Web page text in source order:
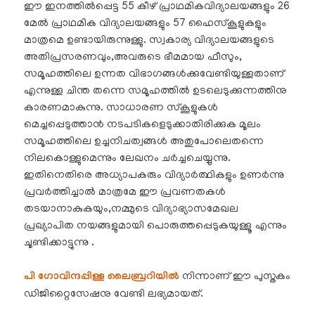
ഈ ഇനത്തിൽപ്പെട്ട 55 കീഴ് പ്രാഥമികവിദ്യാലയങ്ങളും 26
മേൽ പ്രാഥമിക വിദ്യാലയങ്ങളും 57 ഹൈസ്കൂളുകളും
മാത്രമെ ഉണ്ടായിരുന്നുള്ളു. സ്വകാര്യ വിദ്യാലയങ്ങളുടെ
അതിപ്രസരണവും,അവരുടെ ഭീമമായ ഫീസും,
സമൂഹത്തിലെ ഉന്നത വിഭാഗങ്ങൾക്കുവേണ്ടിയുള്ളതാണ്
എന്നുള്ള ചിന്ത തന്നെ സമൂഹത്തിൽ ഉടലെടുക്കുന്നത്തിനു
കാരണമാകുന്നു. സാധാരണ സ്കൂളുകൾ
മെച്ചപ്പെടുത്താൻ നടപടികളെടുക്കാതിരിക്കുക മൂലം
സമൂഹത്തിലെ ഉച്ചനിചത്വങ്ങൾ അതുപോലെതന്നെ
നിലകൊള്ളുമെന്നും ലേഖനം ചർച്ചചെയ്യുന്നു.
ഇതിനെതിരെ അധ്യാപകരും വിദ്യാർത്ഥികളും ഉണർന്നു
പ്രവർത്തിച്ചാൽ മാത്രമേ ഈ പ്രവണതകൾ
തടയാനാകുകയും,നമ്മുടെ വിദ്യാഭ്യാസമേഖല
പ്രഖ്യാപിത നയങ്ങളുമായി പൊരുത്തപ്പെടുകയുള്ളൂ എന്നും
ചൂണ്ടിക്കാട്ടുന്നു .
പി ഗോവിന്ദപ്പിള്ള ലൈബ്രറിയിൽ നിന്നാണ് ഈ പുസ്തകം
ഡിജിറ്റൈസേഷനു വേണ്ടി ലഭ്യമായത്.